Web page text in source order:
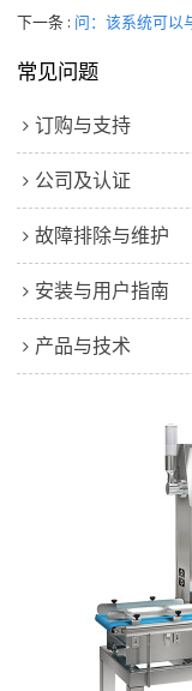
下一条 问：该系统可以
常见问题
订购与支持
公司及认证
故障排除与维护
安装与用户指南
产品与技术